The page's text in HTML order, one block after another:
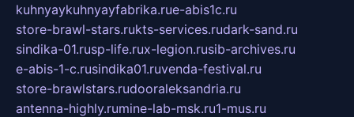
kuhnyaykuhnyayfabrika.rue-abis1c.ru
store-brawl-stars.rukts-services.rudark-sand.ru
sindika-01.rusp-life.rux-legion.rusib-archives.ru
e-abis-1-c.rusindika01.ruvenda-festival.ru
store-brawlstars.rudooraleksandria.ru
antenna-highly.rumine-lab-msk.ru1-mus.ru